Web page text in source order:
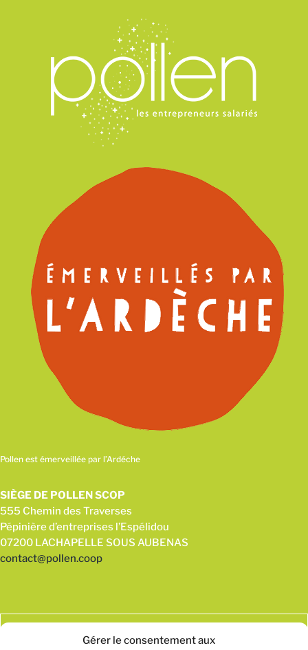
Gérer le consentement aux
Pollen est émerveillée par l’Ardéche
SIÈGE DE POLLEN SCOP
555 Chemin des Traverses
Pépinière d’entreprises l’Espélidou
07200 LACHAPELLE SOUS AUBENAS
contact@pollen.coop